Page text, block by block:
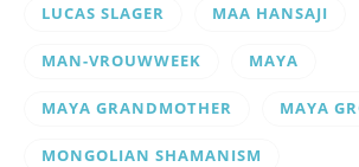
LUCAS SLAGER MAA HANSAJI
MAN-VROUWWEEK MAYA
MAYA GRANDMOTHER MAYA
MONGOLIAN SHAMANISM